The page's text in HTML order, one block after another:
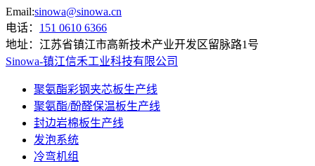
Email:sinowa@sinowa.cn
电话： 151 0610 6366
地址： 江苏省镇江市高新技术产业开发区留脉路1号
Sinowa-镇江信禾工业科技有限公司
聚氨酯彩钢夹芯板生产线
聚氨酯/酚醛保温板生产线
封边岩棉板生产线
发泡系统
冷弯机组